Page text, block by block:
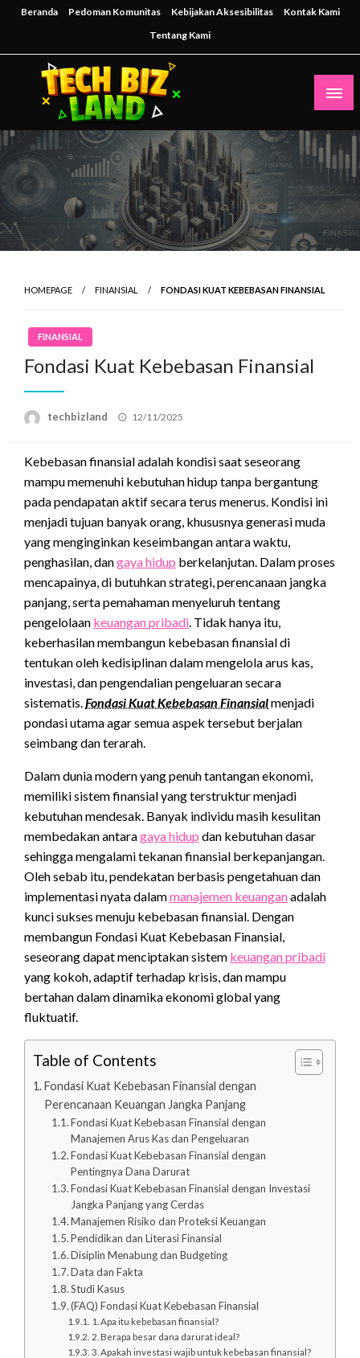
SkipBeranda Pedoman Komunitas Kebijakan Aksesibilitas
Kontak Kami
Tentang Kami
techbizland
Inspirasi Teknologi untuk Masa Depan Bisnis
HOMEPAGE FINANSIAL FONDASI KUAT KEBEBASAN FINANSIAL
FINANSIAL
Fondasi Kuat Kebebasan Finansial
techbizland
Posted
12/11/2025
Kebebasan finansial adalah kondisi saat seseorang
mampu memenuhi kebutuhan hidup tanpa bergantung
pada pendapatan aktif secara terus menerus. Kondisi ini
menjadi tujuan banyak orang, khususnya generasi muda
yang menginginkan keseimbangan antara waktu,
penghasilan, dangaya hidup berkelanjutan. Dalam proses
mencapainya, di butuhkan strategi, perencanaan jangka
panjang, serta pemahaman menyeluruh tentang
pengelolaan keuangan pribadi . Tidak hanya itu,
keberhasilan membangun kebebasan finansial di
tentukan oleh kedisiplinan dalam mengelola arus kas,
investasi, dan pengendalian pengeluaran secara
sistematis. Fondasi Kuat Kebebasan Finansialmenjadi
pondasi utama agar semua aspek tersebut berjalan
seimbang dan terarah.
Dalam dunia modern yang penuh tantangan ekonomi,
memiliki sistem finansial yang terstruktur menjadi
kebutuhan mendesak. Banyak individu masih kesulitan
membedakan antaragaya hidup dan kebutuhan dasar
sehingga mengalami tekanan finansial berkepanjangan.
Oleh sebab itu, pendekatan berbasis pengetahuan dan
implementasi nyata dalammanajemen keuanganadalah
kunci sukses menuju kebebasan finansial. Dengan
membangun Fondasi Kuat Kebebasan Finansial,
seseorang dapat menciptakan sistem keuangan pribadi
yang kokoh, adaptif terhadap krisis, dan mampu
bertahan dalam dinamika ekonomi global yang
fluktuatif.
Table of Contents
Fondasi Kuat Kebebasan Finansial dengan
Perencanaan Keuangan Jangka Panjang
Fondasi Kuat Kebebasan Finansial dengan
Manajemen Arus Kas dan Pengeluaran
Fondasi Kuat Kebebasan Finansial dengan
Pentingnya Dana Darurat
Fondasi Kuat Kebebasan Finansial dengan Investasi
Jangka Panjang yang Cerdas
Manajemen Risiko dan Proteksi Keuangan
Pendidikan dan Literasi Finansial
Disiplin Menabung dan Budgeting
Data dan Fakta
Studi Kasus
(FAQ) Fondasi Kuat Kebebasan Finansial
1. Apa itu kebebasan finansial?
2. Berapa besar dana darurat ideal?
3. Apakah investasi wajib untuk kebebasan finansial?